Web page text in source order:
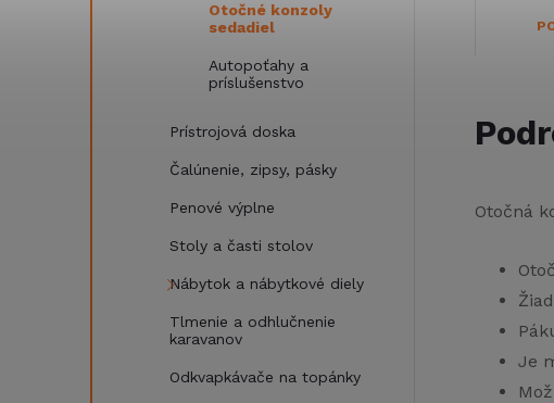
Otočné konzoly
sedadiel
Autopoťahy a
príslušenstvo
Prístrojová doska
Čalúnenie, zipsy, pásky
Penové výplne
Stoly a časti stolov
Nábytok a nábytkové diely
Tlmenie a odhlučnenie
karavanov
Odkvapkávače na topánky
Otočná
Je